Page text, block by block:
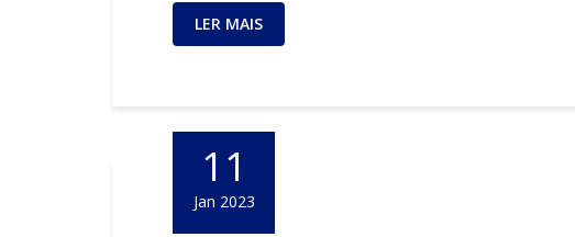
LER MAIS
11
Jan 2023